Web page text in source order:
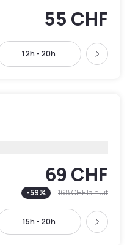
55 CHF
12h - 20h Suivant
69 CHF
-59% 168 CHFla nuit
15h - 20h Suivant